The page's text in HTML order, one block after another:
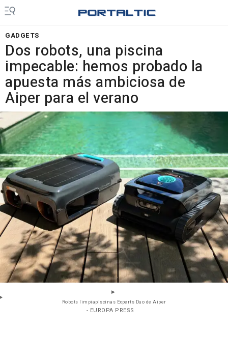
GADGETS
Dos robots, una piscina
impecable: hemos probado la
apuesta más ambiciosa de
Aiper para el verano
Robots limpiapiscinas Experts Duo de Aiper
- EUROPA PRESS